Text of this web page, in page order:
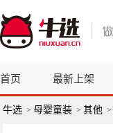
首页 最新上架
牛选 > 母婴童装 > 其他 >